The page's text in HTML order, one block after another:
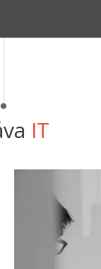
IT